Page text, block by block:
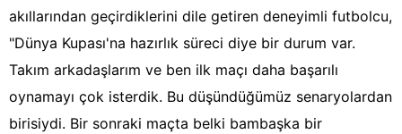
akıllarından geçirdiklerini dile getiren deneyimli futbolcu,
"Dünya Kupası'na hazırlık süreci diye bir durum var.
Takım arkadaşlarım ve ben ilk maçı daha başarılı
oynamayı çok isterdik. Bu düşündüğümüz senaryolardan
birisiydi. Bir sonraki maçta belki bambaşka bir